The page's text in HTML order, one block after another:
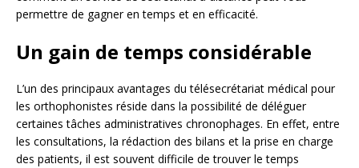
permettre de gagner en temps et en efficacité.
Un gain de temps considérable
L’un des principaux avantages du télésecrétariat médical pour
les orthophonistes réside dans la possibilité de déléguer
certaines tâches administratives chronophages. En effet, entre
les consultations, la rédaction des bilans et la prise en charge
des patients, il est souvent difficile de trouver le temps